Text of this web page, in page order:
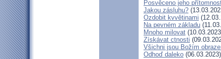
Posvěceno jeho
Jakou zásluhu?
Ozdobit kvvětinami
Na pevném základu
Mnoho milovat
Získávat ctnosti
Všichni jsou Božím
Odhoď daleko (06.03.2023)